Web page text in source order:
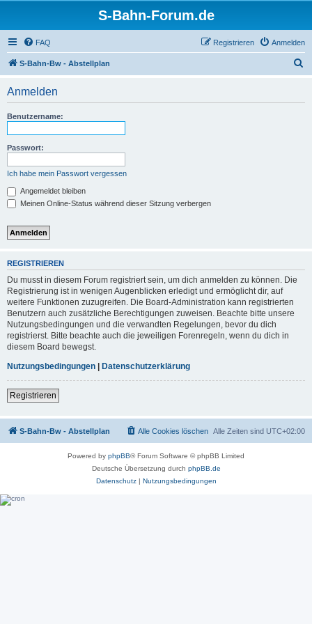
S-Bahn-Forum.de
FAQ Anmelden
Registrieren
S-Bahn-Bw - Abstellplan
Anmelden
Benutzername:
Passwort:
Ich habe mein Passwort vergessen
Angemeldet bleiben
Meinen Online-Status während dieser Sitzung verbergen
REGISTRIEREN
Du musst in diesem Forum registriert sein, um dich anmelden zu können. Die
Registrierung ist in wenigen Augenblicken erledigt und ermöglicht dir, auf
weitere Funktionen zuzugreifen. Die Board-Administration kann registrierten
Benutzern auch zusätzliche Berechtigungen zuweisen. Beachte bitte unsere
Nutzungsbedingungen und die verwandten Regelungen, bevor du dich
registrierst. Bitte beachte auch die jeweiligen Forenregeln, wenn du dich in
diesem Board bewegst.
Nutzungsbedingungen | Datenschutzerklärung
Registrieren
S-Bahn-Bw - Abstellplan Alle Zeiten sind UTC+02:00
Alle Cookies löschen
Powered by phpBB® Forum Software © phpBB Limited
Deutsche Übersetzung durch phpBB.de
Datenschutz| Nutzungsbedingungen